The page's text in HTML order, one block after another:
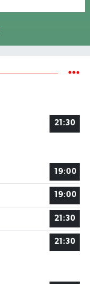
21:30
19:00
19:00
21:30
21:30